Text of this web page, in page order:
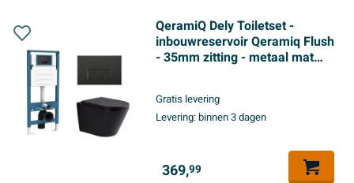
QeramiQ Dely Toiletset -
inbouwreservoir Qeramiq Flush
- 35mm zitting - metaal mat
zwart
Gratis levering
Levering:binnen 3 dagen
369,99